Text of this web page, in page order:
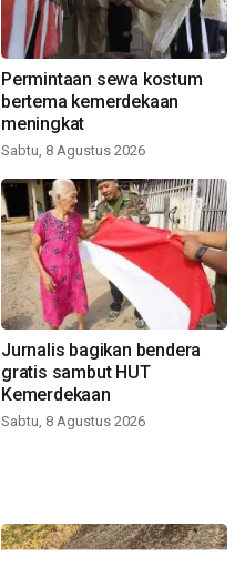
Permintaan sewa kostum
bertema kemerdekaan
meningkat
Sabtu, 8 Agustus 2026
Jurnalis bagikan bendera
gratis sambut HUT
Kemerdekaan
Sabtu, 8 Agustus 2026